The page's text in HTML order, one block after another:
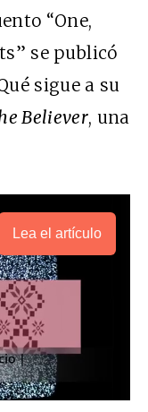
“One,
se publicó
sigue a su
Believer, una
Lea el artículo